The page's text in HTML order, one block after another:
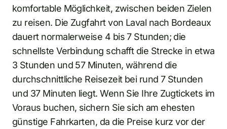
komfortable Möglichkeit, zwischen beiden Zielen
zu reisen. Die Zugfahrt von Laval nach Bordeaux
dauert normalerweise 4 bis 7 Stunden; die
schnellste Verbindung schafft die Strecke in etwa
3 Stunden und 57 Minuten, während die
durchschnittliche Reisezeit bei rund 7 Stunden
und 37 Minuten liegt. Wenn Sie Ihre Zugtickets im
Voraus buchen, sichern Sie sich am ehesten
günstige Fahrkarten, da die Preise kurz vor der